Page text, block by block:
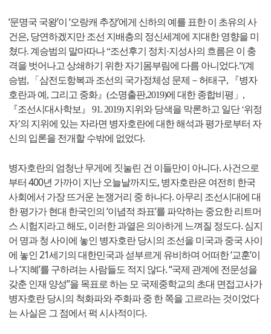
‘문명국 국왕’이 ‘오랑캐 추장’에게 신하의 예를 표한 이 초유의 사
건은, 당연하겠지만 조선 지배층의 정신세계에 지대한 영향을 미
쳤다. 계승범의 말마따나 “조선후기 정치·지성사의 흐름은 이 충
격을 벗어나고 상쇄하기 위한 자기몸부림에 다름 아니었다.”(계
승범, 「삼전도항복과 조선의 국가정체성 문제－허태구, 『병자
호란과 예, 그리고 중화』(소명출판,2019)에 대한 종합비평」,
『조선시대사학보』 91. 2019) 지위와 당색을 막론하고 일단 ‘위정
자’의 지위에 있는 자라면 병자호란에 대한 해석과 평가로부터 자
신의 입론을 전개할 수밖에 없었다.
병자호란의 엄청난 무게에 짓눌린 건 이들만이 아니다. 사건으로
부터 400년 가까이 지난 오늘날까지도, 병자호란은 여전히 한국
사회에서 가장 뜨거운 논쟁거리 중 하나다. 아무리 조선시대에 대
한 평가가 현대 한국인의 ‘이념적 좌표’를 파악하는 중요한 리트머
스 시험지라고 해도, 이러한 과열은 의아하게 느껴질 정도다. 심지
어 명과 청 사이에 놓인 병자호란 당시의 조선을 미국과 중국 사이
에 놓인 21세기의 대한민국과 섣부르게 유비하며 어떠한 ‘교훈’이
나 ‘지혜’를 구하려는 사람들도 적지 않다. “국제 관계에 전문성을
갖춘 인재 양성”을 목표로 하는 모 국제중학교의 초대 면접고사가
병자호란 당시의 척화파와 주화파 중 한 쪽을 고르라는 것이었다
는 사실은 그 점에서 퍽 시사적이다.